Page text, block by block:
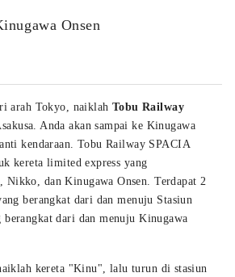
Onsen
arah Tokyo, naiklah Tobu Railway
Anda akan sampai ke Kinugawa
kendaraan. Tobu Railway SPACIA
kereta limited express yang
Nikko, dan Kinugawa Onsen. Terdapat 2
berangkat dari dan menuju Stasiun
dari dan menuju Kinugawa
kereta "Kinu", lalu turun di stasiun